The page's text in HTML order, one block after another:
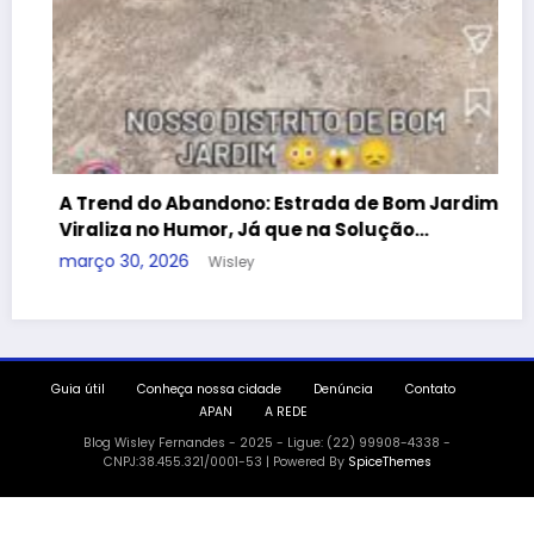
Estrada de Bom Jardim
Já que na Solução…
Guia útil Conheça nossa cidade Denúncia
Contato
APAN
A REDE
Blog Wisley Fernandes - 2025 - Ligue: (22) 99908-4338 -
CNPJ:38.455.321/0001-53 | Powered BySpiceThemes